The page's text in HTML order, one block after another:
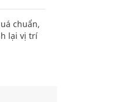
chuẩn,
lại vị trí